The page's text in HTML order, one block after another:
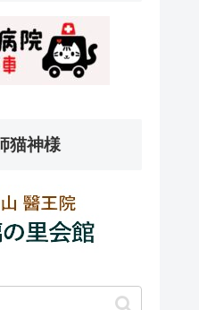
猫神様